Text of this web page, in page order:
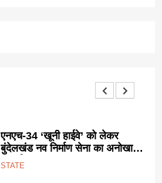
एनएच-34 ‘खूनी हाईवे’ को लेकर
बुंदेलखंड नव निर्माण सेना का अनोखा
प्रदर्शन:
STATE